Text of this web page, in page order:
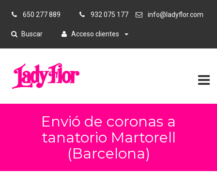
650 277 889 932 075 177 info@ladyflor.com
Buscar Acceso clientes
Envió de coronas a
tanatorio Martorell
(Barcelona)